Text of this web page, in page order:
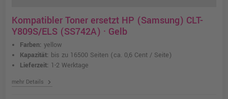
Kompatibler Toner ersetzt HP (Samsung) CLT-
Y809S/ELS (SS742A) · Gelb
Farben: yellow
Kapazität: bis zu 16500 Seiten (ca. 0,6 Cent / Seite)
Lieferzeit: 1-2 Werktage
mehr Details chevron_right